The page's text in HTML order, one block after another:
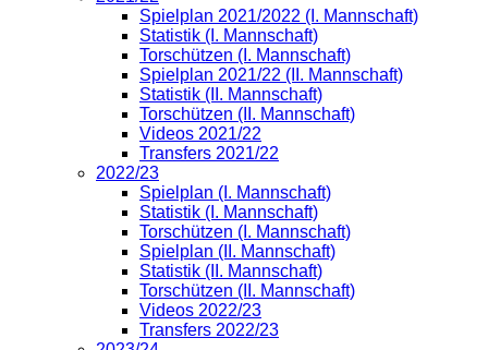
Spielplan 2021/2022 (I. Mannschaft)
Statistik (I. Mannschaft)
Torschützen (I. Mannschaft)
Spielplan 2021/22 (II. Mannschaft)
Statistik (II. Mannschaft)
Torschützen (II. Mannschaft)
Videos 2021/22
Transfers 2021/22
2022/23
Spielplan (I. Mannschaft)
Statistik (I. Mannschaft)
Torschützen (I. Mannschaft)
Spielplan (II. Mannschaft)
Statistik (II. Mannschaft)
Torschützen (II. Mannschaft)
Videos 2022/23
Transfers 2022/23